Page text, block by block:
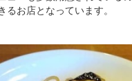
るお店となっています。